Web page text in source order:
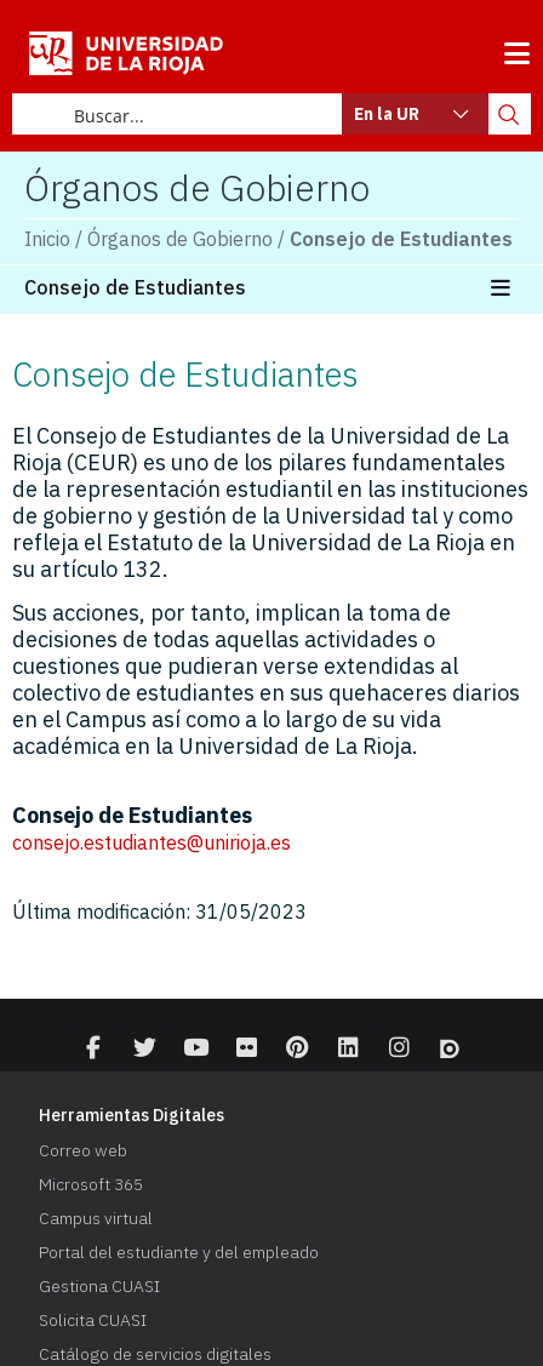
En la UR
Órganos de Gobierno
Inicio / Órganos de Gobierno / Consejo de Estudiantes
Consejo de Estudiantes
Consejo de Estudiantes
El Consejo de Estudiantes de la Universidad de La
Rioja (CEUR) es uno de los pilares fundamentales
de la representación estudiantil en las instituciones
de gobierno y gestión de la Universidad tal y como
refleja el Estatuto de la Universidad de La Rioja en
su artículo 132.
Sus acciones, por tanto, implican la toma de
decisiones de todas aquellas actividades o
cuestiones que pudieran verse extendidas al
colectivo de estudiantes en sus quehaceres diarios
en el Campus así como a lo largo de su vida
académica en la Universidad de La Rioja.
Consejo de Estudiantes
consejo.estudiantes@unirioja.es
Última modificación: 31/05/2023
Herramientas Digitales
Correo web
Microsoft 365
Campus virtual
Portal del estudiante y del empleado
Gestiona CUASI
Solicita CUASI
Catálogo de servicios digitales